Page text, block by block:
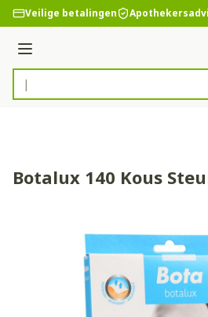
Ga naar de inhoud
Veilige betalingen
Menu
Product, merk, categorie...
Botalux 140 Kous